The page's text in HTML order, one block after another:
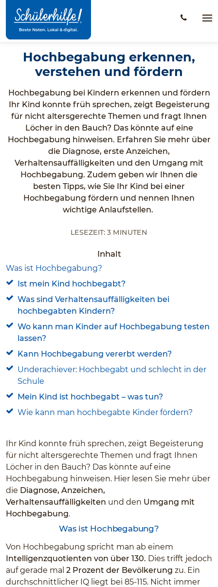
Hauptinhalt
Hochbegabung erkennen,
verstehen und fördern
Hochbegabung bei Kindern erkennen und fördern
Ihr Kind konnte früh sprechen, zeigt Begeisterung
für nicht altersgerechte Themen und fragt Ihnen
Löcher in den Bauch? Das könnte auf eine
Hochbegabung hinweisen. Erfahren Sie mehr über
die Diagnose, erste Anzeichen,
Verhaltensauffälligkeiten und den Umgang mit
Hochbegabung. Zudem geben wir Ihnen die
besten Tipps, wie Sie Ihr Kind bei einer
Hochbegabung fördern und nennen Ihnen
wichtige Anlaufstellen.
Lesezeit: 3 Minuten
Inhalt
Was ist Hochbegabung?
Ist mein Kind hochbegabt?
Was sind Verhaltensauffälligkeiten bei
hochbegabten Kindern?
Wo kann man Kinder auf Hochbegabung testen
lassen?
Kann Hochbegabung vererbt werden?
Underachiever: Hochbegabt und schlecht in der
Schule
Mein Kind ist hochbegabt – was tun?
Wie kann man hochbegabte Kinder fördern?
Ihr Kind konnte früh sprechen, zeigt Begeisterung
für nicht altersgerechte Themen und fragt Ihnen
Löcher in den Bauch? Das könnte auf eine
Hochbegabung hinweisen. Hier lesen Sie mehr über
die Diagnose, Anzeichen,
Verhaltensauffälligkeiten und den Umgang mit
Hochbegabung.
Was ist Hochbegabung?
Von Hochbegabung spricht man ab einem
Intelligenzquotienten von über 130. Dies trifft jedoch
auf gerade mal 2 Prozent der Bevölkerung zu. Ein
durchschnittlicher IQ liegt bei 85-115. Nicht immer